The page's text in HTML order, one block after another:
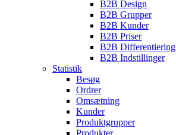
B2B Design
B2B Grupper
B2B Kunder
B2B Priser
B2B Differentiering
B2B Indstillinger
Statistik
Besøg
Ordrer
Omsætning
Kunder
Produktgrupper
Produkter